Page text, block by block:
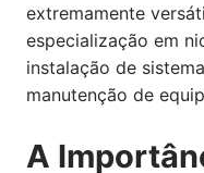
extremamente
especialização em
instalação de
manutenção de
A